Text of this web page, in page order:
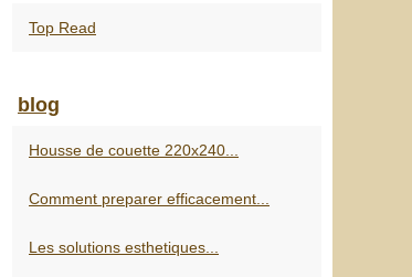
Top Read
blog
Housse de couette 220x240...
Comment preparer efficacement...
Les solutions esthetiques...